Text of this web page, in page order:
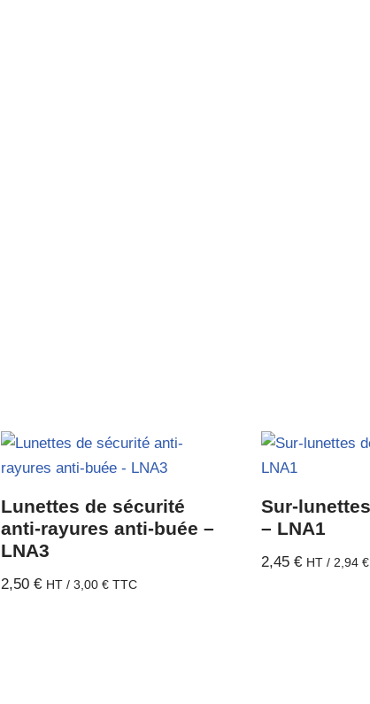
Lunettes de sécurité
anti-rayures anti-buée –
LNA3
2,50 € HT / 3,00 €TTC
Sur-
– LNA1
2,45€ HT / 2,94€